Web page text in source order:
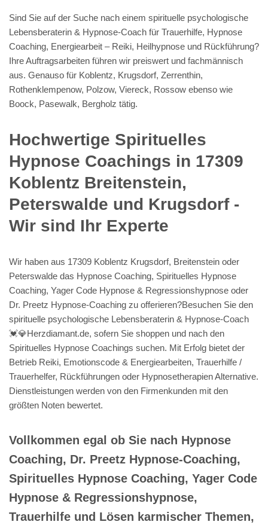
Sind Sie auf der Suche nach einem spirituelle psychologische
Lebensberaterin & Hypnose-Coach für Trauerhilfe, Hypnose
Coaching, Energiearbeit – Reiki, Heilhypnose und Rückführung?
Ihre Auftragsarbeiten führen wir preiswert und fachmännisch
aus. Genauso für Koblentz, Krugsdorf, Zerrenthin,
Rothenklempenow, Polzow, Viereck, Rossow ebenso wie
Boock, Pasewalk, Bergholz tätig.
Hochwertige Spirituelles
Hypnose Coachings in 17309
Koblentz Breitenstein,
Peterswalde und Krugsdorf -
Wir sind Ihr Experte
Wir haben aus 17309 Koblentz Krugsdorf, Breitenstein oder
Peterswalde das Hypnose Coaching, Spirituelles Hypnose
Coaching, Yager Code Hypnose & Regressionshypnose oder
Dr. Preetz Hypnose-Coaching zu offerieren?Besuchen Sie den
spirituelle psychologische Lebensberaterin & Hypnose-Coach
💓️💎Herzdiamant.de, sofern Sie shoppen und nach den
Spirituelles Hypnose Coachings suchen. Mit Erfolg bietet der
Betrieb Reiki, Emotionscode & Energiearbeiten, Trauerhilfe /
Trauerhelfer, Rückführungen oder Hypnosetherapien Alternative.
Dienstleistungen werden von den Firmenkunden mit den
größten Noten bewertet.
Vollkommen egal ob Sie nach Hypnose
Coaching, Dr. Preetz Hypnose-Coaching,
Spirituelles Hypnose Coaching, Yager Code
Hypnose & Regressionshypnose,
Trauerhilfe und Lösen karmischer Themen,